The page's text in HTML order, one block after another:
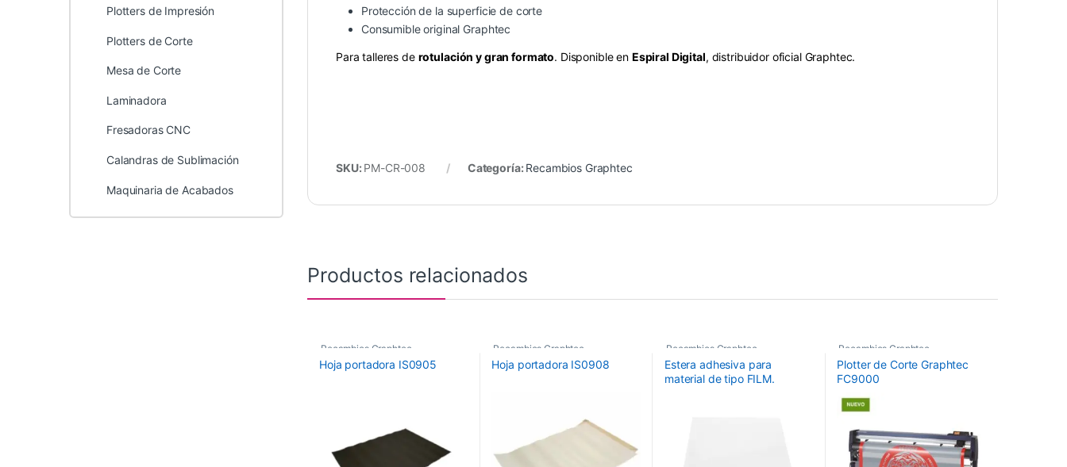
Protección de la superficie de corte
Consumible original Graphtec
Para talleres de rotulación y gran formato. Disponible en Espiral Digital, distribuidor oficial Graphtec.
SKU: PM-CR-008 Categoría: Recambios Graphtec
Productos relacionados
Recambios Graphtec
Hoja portadora IS0905
Recambios Graphtec
Hoja portadora IS0908
Recambios Graphtec
Estera adhesiva para
material de tipo FILM.
Recambios Graphtec
Plotter de Corte Graphtec
FC9000
Plotters de Impresión
Plotters de Corte
Mesa de Corte
Laminadora
Fresadoras CNC
Calandras de Sublimación
Maquinaria de Acabados